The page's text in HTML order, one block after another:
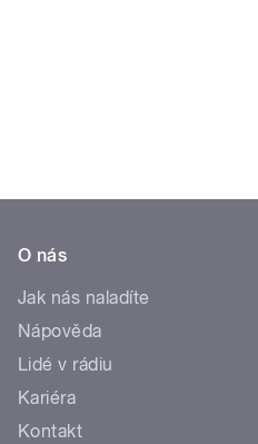
O nás
Jak nás naladíte
Nápověda
Lidé v rádiu
Kariéra
Kontakt